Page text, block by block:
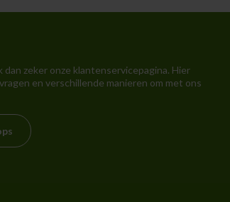
zeker onze klantenservicepagina. Hier
en verschillende manieren om met ons